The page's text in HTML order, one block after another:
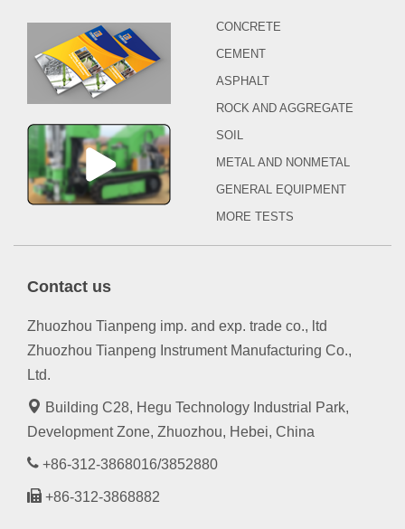
CONCRETE
CEMENT
ASPHALT
ROCK AND AGGREGATE
SOIL
METAL AND NONMETAL
GENERAL EQUIPMENT
MORE TESTS
Contact us
Zhuozhou Tianpeng imp. and exp. trade co., ltd
Zhuozhou Tianpeng Instrument Manufacturing Co.,
Ltd.
Building C28, Hegu Technology Industrial Park,
Development Zone, Zhuozhou, Hebei, China
+86-312-3868016/3852880
+86-312-3868882